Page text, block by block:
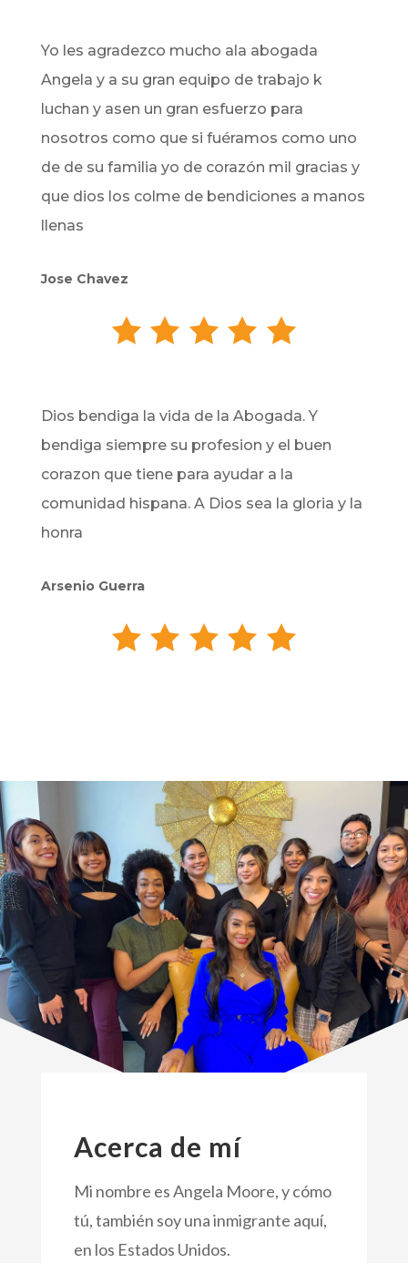
Yo les agradezco mucho ala abogada
Angela y a su gran equipo de trabajo k
luchan y asen un gran esfuerzo para
nosotros como que si fuéramos como uno
de de su familia yo de corazón mil gracias y
que dios los colme de bendiciones a manos
llenas
Jose Chavez
Dios bendiga la vida de la Abogada. Y
bendiga siempre su profesion y el buen
corazon que tiene para ayudar a la
comunidad hispana. A Dios sea la gloria y la
honra
Arsenio Guerra
Acerca de mí
Mi nombre es Angela Moore, y cómo
tú, también soy una inmigrante aquí,
en los Estados Unidos.